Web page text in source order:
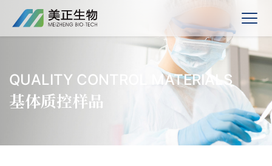
QUALITY CONTROL MATERIALS
基体质控样品